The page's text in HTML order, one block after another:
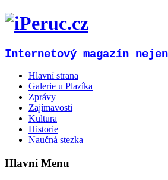
Internetový magazín
Hlavní strana
Galerie u Plazíka
Zprávy
Zajímavosti
Kultura
Historie
Naučná stezka
Hlavní Menu